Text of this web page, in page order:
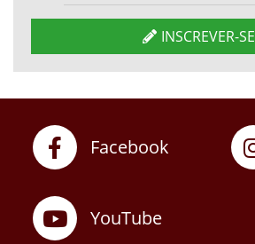
INSCREVER-SE
Facebook
YouTube